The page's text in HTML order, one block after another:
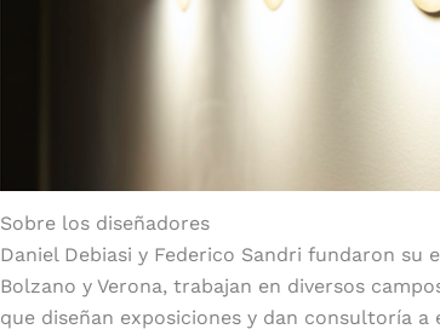
Sobre los diseñadores
Daniel Debiasi y Federico Sandri fundaron su
Bolzano y Verona, trabajan en diversos
que diseñan exposiciones y dan consultoría